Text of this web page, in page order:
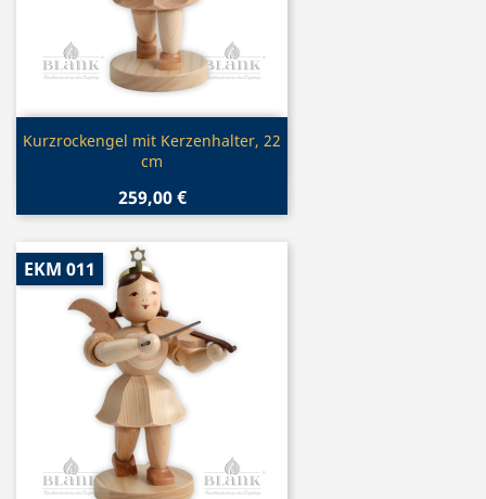
Vorschau
Kurzrockengel mit Kerzenhalter, 22
cm
259,00 €
EKM 011